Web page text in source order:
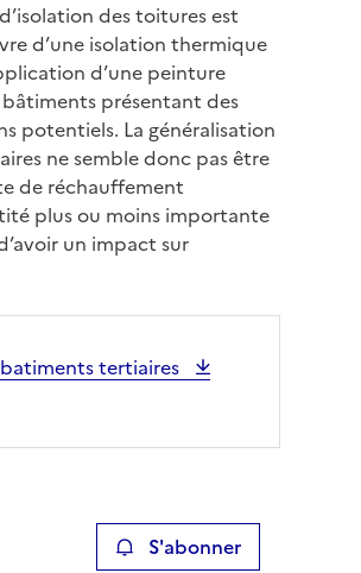
des toitures est
d’une isolation thermique
d’une peinture
bâtiments présentant des
potentiels. La généralisation
ne semble donc pas être
de réchauffement
plus ou moins importante
un impact sur
tertiaires
presse-papier S'abonner